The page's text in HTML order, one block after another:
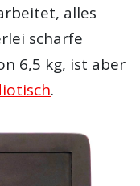
alles
scharfe
6,5 kg, ist aber
.